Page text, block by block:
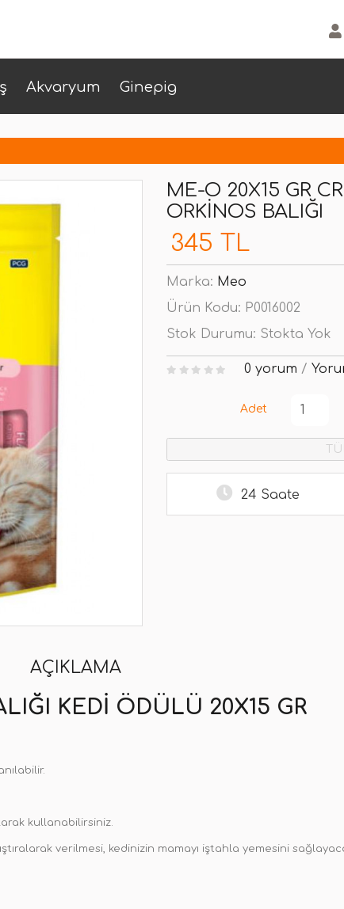
Akvaryum Ginepig
ME-O 20X15 GR
ORKINOS BALIĞI
345 TL
Marka: Meo
Ürün Kodu: P0016002
Stok Durumu: Stokta Yok
0 yorum /
Adet
24 Saate
AÇIKLAMA
KEDI ÖDÜLÜ 20X15 GR
kullanabilirsiniz.
verilmesi, kedinizin mamayı iştahla yemesini